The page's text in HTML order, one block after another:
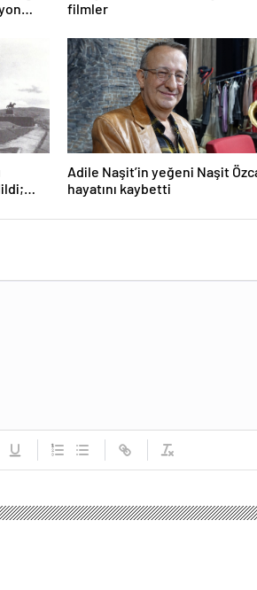
filmler
Adile Naşit’in yeğeni Naşit
hayatını kaybetti
Faruk Sabancı fiyat etiketine
fiyat